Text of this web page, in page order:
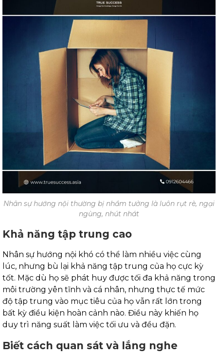
Nhân sự hướng nội thường bị nhầm tưởng là luôn rụt rè, ngại
ngùng, nhút nhát
Khả năng tập trung cao
Nhân sự hướng nội khó có thể làm nhiều việc cùng
lúc, nhưng bù lại khả năng tập trung của họ cực kỳ
tốt. Mặc dù họ sẽ phát huy được tối đa khả năng trong
môi trường yên tĩnh và cá nhân, nhưng thực tế mức
độ tập trung vào mục tiêu của họ vẫn rất lớn trong
bất kỳ điều kiện hoàn cảnh nào. Điều này khiến họ
duy trì năng suất làm việc tối ưu và đều đặn.
Biết cách quan sát và lắng nghe